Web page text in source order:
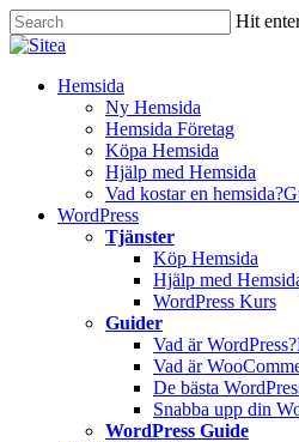
Skip
to
content
Hit
Close
InnehållHemsida
Ny Hemsida
Hemsida Företag
Köpa Hemsida
Hjälp med Hemsida
Vad kostar en hemsida?
WordPress
Tjänster
Köp Hemsida
Hjälp med
WordPress Kurs
Guider
Vad är WordPress?
Vad är
De bästa
Snabba upp din
WordPress Guide